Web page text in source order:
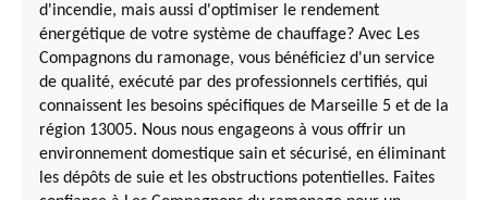
d'incendie, mais aussi d'optimiser le rendement
énergétique de votre système de chauffage? Avec Les
Compagnons du ramonage, vous bénéficiez d'un service
de qualité, exécuté par des professionnels certifiés, qui
connaissent les besoins spécifiques de Marseille 5 et de la
région 13005. Nous nous engageons à vous offrir un
environnement domestique sain et sécurisé, en éliminant
les dépôts de suie et les obstructions potentielles. Faites